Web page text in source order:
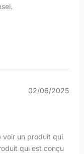
02/06/2025
voir un produit qui
qui est conçu